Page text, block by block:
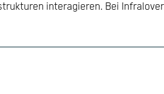
interagieren. Bei